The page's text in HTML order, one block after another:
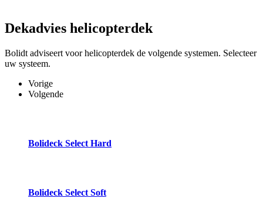
Dekadvies helicopterdek
Bolidt adviseert voor helicopterdek de volgende systemen. Selecteer
uw systeem.
Vorige
Volgende
Bolideck Select Hard
Bolideck Select Soft